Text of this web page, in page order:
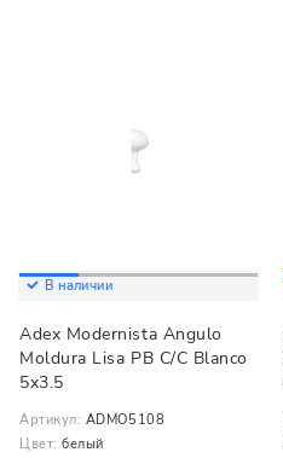
В наличии
Adex Modernista Angulo
Moldura Lisa PB C/C Blanco
5x3.5
Артикул: ADMO5108
Цвет: белый